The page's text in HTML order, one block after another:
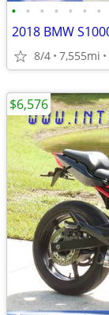
• • • • • • •
8/4 7,555mi
$6,576